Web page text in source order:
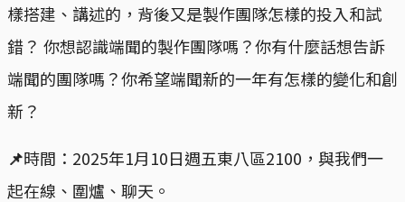
樣搭建、講述的，背後又是製作團隊怎樣的投入和試
錯？ 你想認識端聞的製作團隊嗎？你有什麼話想告訴
端聞的團隊嗎？你希望端聞新的一年有怎樣的變化和創
新？
📌時間：2025年1月10日週五東八區2100，與我們一
起在線、圍爐、聊天。